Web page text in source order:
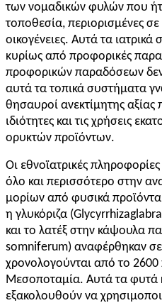
των νομαδικών φυλών που
τοποθεσία, περιορισμένες σε
οικογένειες. Αυτά τα
κυρίως από προφορικές
προφορικών παραδόσεων
αυτά τα τοπικά συστήματα
θησαυροί ανεκτίμητης αξίας
ιδιότητες και τις χρήσεις
ορυκτών προϊόντων.
Οι εθνοϊατρικές
όλο και περισσότερο στην
μορίων από φυσικά
η γλυκόριζα
και το λατέξ στην κάψουλα
somniferum) αναφέρθηκαν σε
χρονολογούνται από το
Μεσοποταμία. Αυτά τα φυτά
εξακολουθούν να